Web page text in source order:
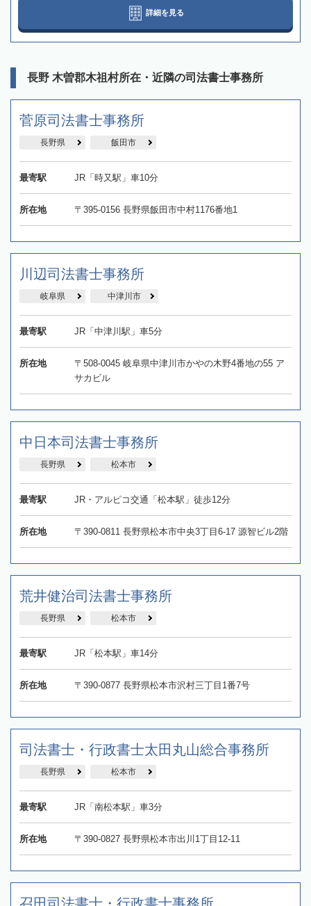
詳細を見る
長野 木曽郡木祖村所在・近隣の司法書士事務所
菅原司法書士事務所
長野県 飯田市
最寄駅 JR「時又駅」車10分
所在地 〒395-0156 長野県飯田市中村1176番地1
川辺司法書士事務所
岐阜県 中津川市
最寄駅 JR「中津川駅」車5分
所在地
〒508-0045 岐阜県中津川市かやの木野4番地の55 ア
サカビル
中日本司法書士事務所
長野県 松本市
最寄駅 JR・アルピコ交通「松本駅」徒歩12分
所在地 〒390-0811 長野県松本市中央3丁目6-17 源智ビル2階
荒井健治司法書士事務所
長野県 松本市
最寄駅 JR「松本駅」車14分
所在地 〒390-0877 長野県松本市沢村三丁目1番7号
司法書士・行政書士太田丸山総合事務所
長野県 松本市
最寄駅 JR「南松本駅」車3分
所在地 〒390-0827 長野県松本市出川1丁目12-11